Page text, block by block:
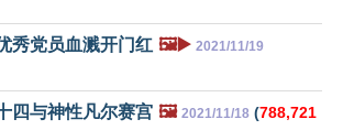
秀党员血溅开门红 🖼️▶️ 2021/11/19
四与神性凡尔赛宫 🖼️ 2021/11/18 (788,721